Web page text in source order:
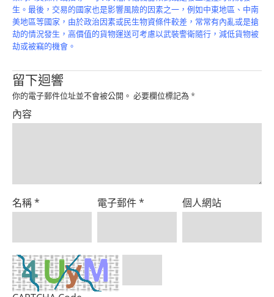
生。最後，交易的國家也是影響風險的因素之一，例如中東地區、中南
美地區等國家，由於政治因素或民生物資條件較差，常常有內亂或是搶
劫的情況發生，高價值的貨物運送可考慮以武裝警衛隨行，減低貨物被
劫或被竊的機會。
留下迴響
你的電子郵件位址並不會被公開。 必要欄位標記為 *
內容
名稱* 電子郵件* 個人網站